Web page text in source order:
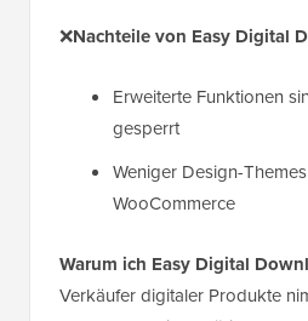
❌Nachteile von Easy Digital
Erweiterte Funktionen
gesperrt
Weniger Design-
WooCommerce
Warum ich Easy Digital
Verkäufer digitaler Produkte